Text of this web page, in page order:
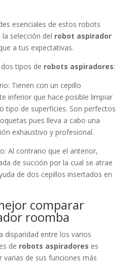
esenciales de estos robots
selección del robot aspirador
a tus expectativas.
tipos de robots aspiradores:
Tienen con un cepillo
inferior que hace posible limpiar
tipo de superficies. Son perfectos
pues lleva a cabo una
exhaustivo y profesional.
Al contrario que el anterior,
de succión por la cual se atrae
de dos cepillos insertados en
comparar
roomba
disparidad entre los varios
de robots aspiradores es
varias de sus funciones más